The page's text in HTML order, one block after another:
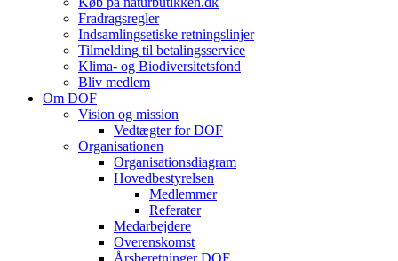
Fradragsregler
Indsamlingsetiske retningslinjer
Tilmelding til betalingsservice
Klima- og Biodiversitetsfond
Bliv medlem
Om DOF
Vision og mission
Vedtægter for DOF
Organisationen
Organisationsdiagram
Hovedbestyrelsen
Medlemmer
Referater
Medarbejdere
Overenskomst
Årsberetninger DOF